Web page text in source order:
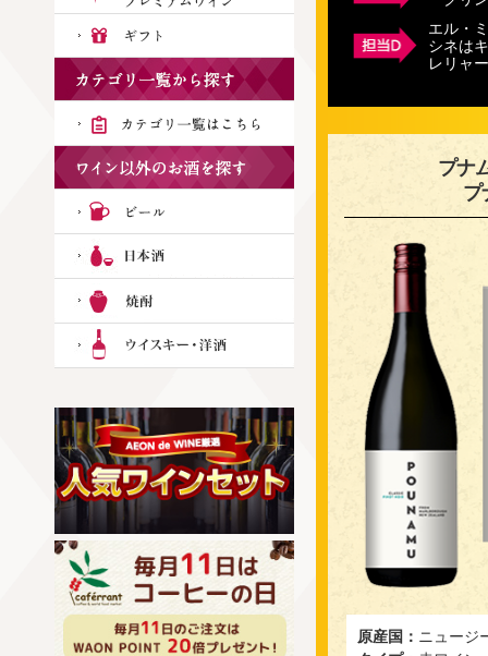
エル・
シネは
レリャ
プナ
プ
原産国： ニュージ